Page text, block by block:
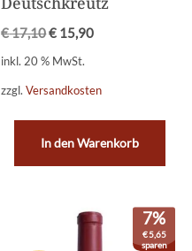
€17,10€ 15,90
inkl. 20 % MwSt.
zzgl.Versandkosten
In den Warenkorb
7%
€5,65
sparen